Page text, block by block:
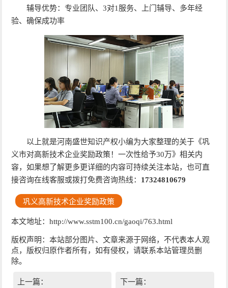
辅导优势：专业团队、3对1服务、上门辅导、多年经
验、确保成功率
以上就是河南盛世知识产权小编为大家整理的关于《巩
义市对高新技术企业奖励政策！一次性给予30万》相关内
容，如果想了解更多更详细的内容可持续关注本站，也可直
接咨询在线客服或拨打免费咨询热线： 17324810679
巩义高新技术企业奖励政策
本文地址：http://www.sstm100.cn/gaoqi/763.html
版权声明：本站部分图片、文章来源于网络，不代表本人观
点，版权归原作者所有，如有侵权，请联系本站管理员删
除。
上一篇： 下一篇：